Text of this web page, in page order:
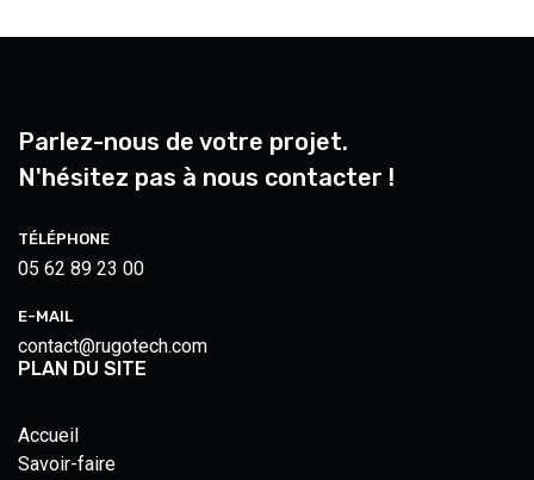
Parlez-nous de votre projet.
N'hésitez pas à nous contacter !
TÉLÉPHONE
05 62 89 23 00
E-MAIL
contact@rugotech.com
PLAN DU SITE
Accueil
Savoir-faire